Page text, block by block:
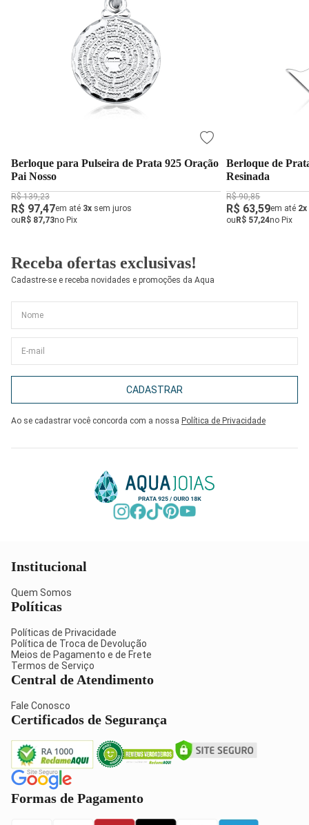
Berloque para Pulseira de Prata 925 Oração
Pai Nosso
R$ 139,23
R$ 97,47em até 3x sem juros
ouR$ 87,73no Pix
Berloque de
Resinada
R$ 90,85
R$ 63,59em até 2x
ouR$ 57,24no Pix
Receba ofertas exclusivas!
Cadastre-se e receba novidades e promoções da Aqua
CADASTRAR
Ao se cadastrar você concorda com a nossa Política de Privacidade
Institucional
Quem Somos
Políticas
Políticas de Privacidade
Política de Troca de Devolução
Meios de Pagamento e de Frete
Termos de Serviço
Central de Atendimento
Fale Conosco
Certificados de Segurança
Formas de Pagamento